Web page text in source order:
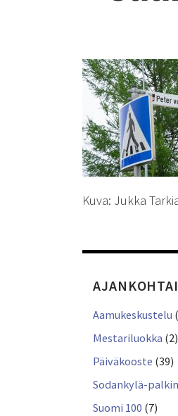
Kuva: Jukka
Aamukeskustelu
Mestariluokka (2)
Päiväkooste (39)
Sodankylä-
Suomi 100 (7)